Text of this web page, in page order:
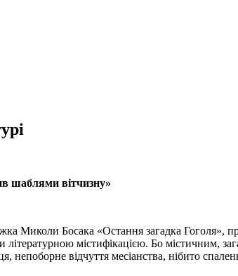
шаблями вітчизну»
Миколи Босака «Остання загадка Гоголя»,
містифікацією. Бо містичним,
непоборне відчуття месіанства, нібито